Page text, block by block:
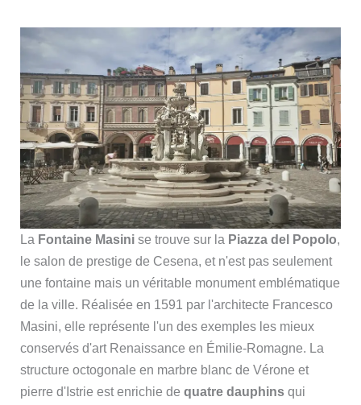
La Fontaine Masinise trouve sur la Piazza del Popolo,
le salon de prestige de Cesena, et n'est pas seulement
une fontaine mais un véritable monument emblématique
de la ville. Réalisée en 1591 par l'architecte Francesco
Masini, elle représente l'un des exemples les mieux
conservés d'art Renaissance en Émilie-Romagne. La
structure octogonale en marbre blanc de Vérone et
pierre d'Istrie est enrichie de quatre dauphinsqui